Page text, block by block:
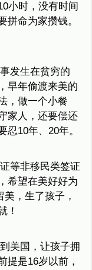
小时，没有时间
拼命为家攒钱。
发生在贫穷的
早年偷渡来美的
，做一个小餐
家人，还要偿还
10年、20年。
等非移民类签证
希望在美好好为
，生了孩子，
！
美国，让孩子拥
提是16岁以前，